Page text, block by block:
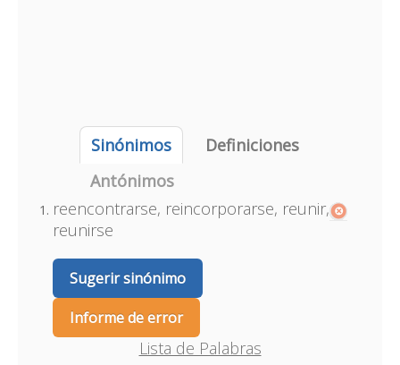
Sinónimos
Definiciones
Antónimos
reencontrarse, reincorporarse, reunir,
reunirse
Sugerir sinónimo
Informe de error
Lista de Palabras